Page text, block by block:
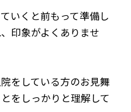
いくと前もって準備し
印象がよくありませ
をしている方のお見舞
をしっかりと理解して